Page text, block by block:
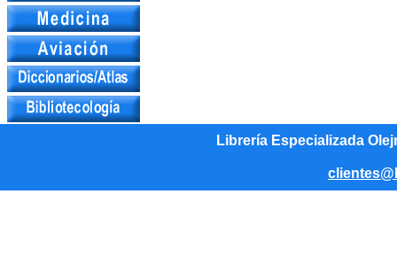
Librería Especializada